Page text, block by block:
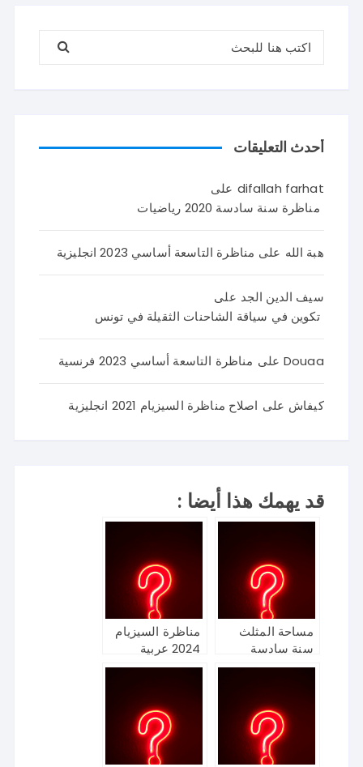
البحث عن:
أحدث التعليقات
difallah farhat على
مناظرة سنة سادسة 2020 رياضيات
هبة الله على مناظرة التاسعة أساسي 2023 انجليزية
سيف الدين الجد على
تكوين في سياقة الشاحنات الثقيلة في تونس
Douaa على مناظرة التاسعة أساسي 2023 فرنسية
كيفاش على اصلاح مناظرة السيزيام 2021 انجليزية
قد يهمك هذا أيضا :
مساحة المثلث
سنة سادسة
مناظرة السيزيام
2024 عربية